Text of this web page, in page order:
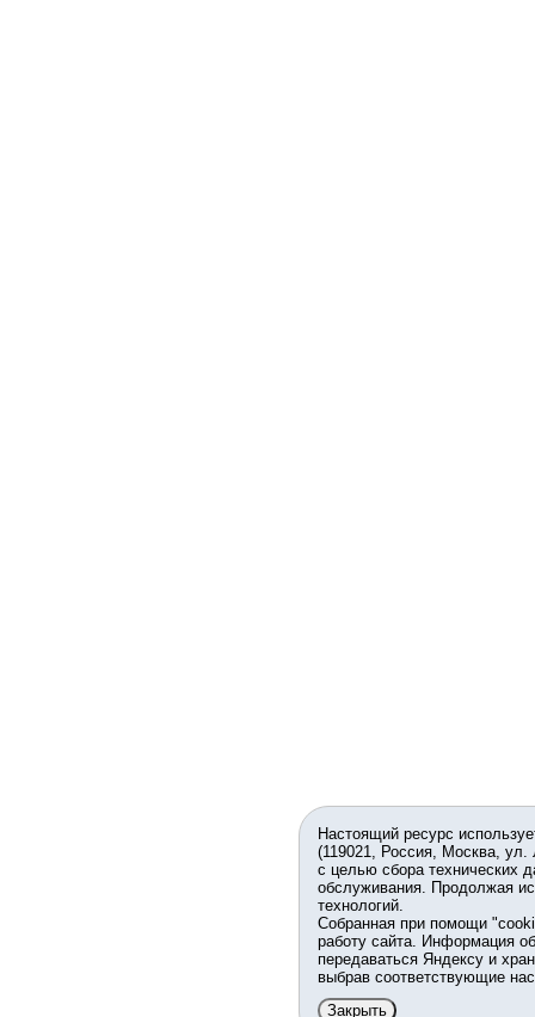
Настоящий ресурс
(119021, Россия, Москва,
с целью сбора технических
обслуживания. Продолжая
технологий.
Собранная при помощи
работу сайта. Информация
передаваться Яндексу и
выбрав соответствующие
Закрыть